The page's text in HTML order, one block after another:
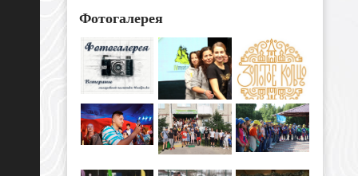
Фотогалерея